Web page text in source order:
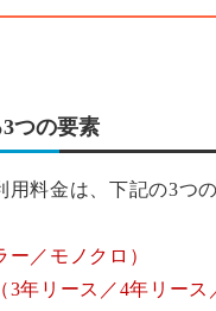
つの要素
用料金は、下記の3つ
／モノクロ）
年リース／4年リース